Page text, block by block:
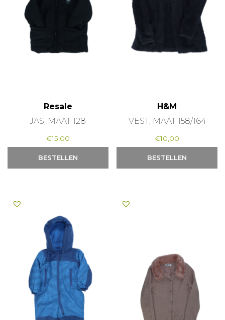
Resale
JAS, MAAT 128
€15,00
BESTELLEN
H&M
VEST, MAAT 158/164
€10,00
BESTELLEN